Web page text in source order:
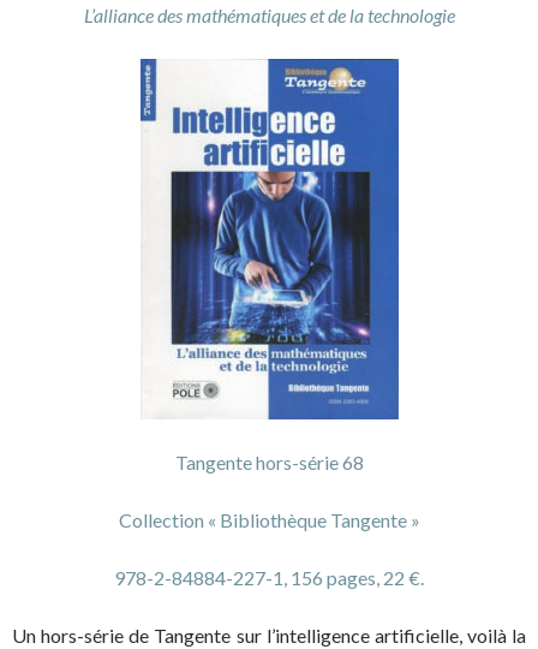
L’alliance des mathématiques et de la technologie
Tangente hors-série 68
Collection « Bibliothèque Tangente »
978-2-84884-227-1, 156 pages, 22 €.
Un hors-série de Tangente sur l’intelligence artificielle, voilà la